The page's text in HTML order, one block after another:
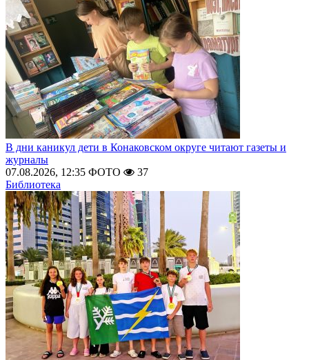
В дни каникул дети в Конаковском округе читают газеты и
журналы
07.08.2026, 12:35 ФОТО
37
Библиотека